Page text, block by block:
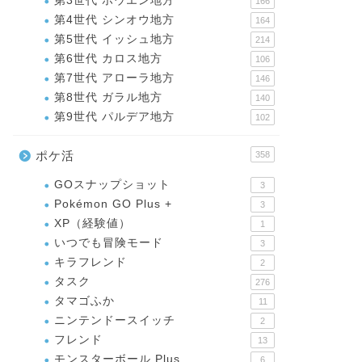
第4世代 シンオウ地方 164
第5世代 イッシュ地方 214
第6世代 カロス地方 106
第7世代 アローラ地方 146
第8世代 ガラル地方 140
第9世代 パルデア地方 102
ポケ活 358
GOスナップショット 3
Pokémon GO Plus + 3
XP（経験値） 1
いつでも冒険モード 3
キラフレンド 2
タスク 276
タマゴふか 11
ニンテンドースイッチ 2
フレンド 13
モンスターボール Plus 6